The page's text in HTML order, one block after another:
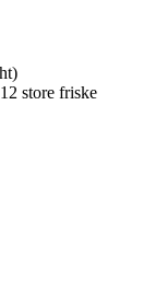
store friske